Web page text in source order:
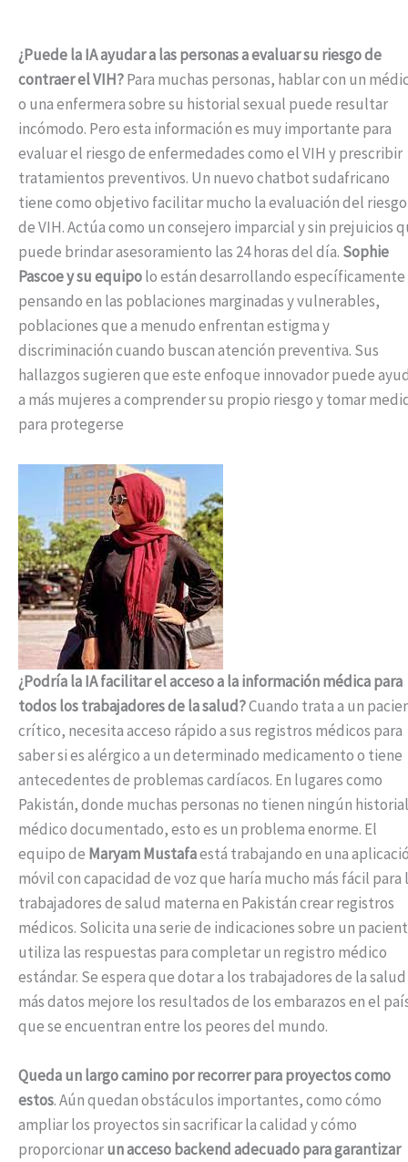
¿Puede la IA ayudar a las personas a evaluar su riesgo de
contraer el VIH?Para muchas personas, hablar con un
o una enfermera sobre su historial sexual puede resultar
incómodo. Pero esta información es muy importante para
evaluar el riesgo de enfermedades como el VIH y prescribir
tratamientos preventivos. Un nuevo chatbot sudafricano
tiene como objetivo facilitar mucho la evaluación del riesgo
de VIH. Actúa como un consejero imparcial y sin prejuicios
puede brindar asesoramiento las 24 horas del día. Sophie
Pascoe y su equipolo están desarrollando específicamente
pensando en las poblaciones marginadas y vulnerables,
poblaciones que a menudo enfrentan estigma y
discriminación cuando buscan atención preventiva. Sus
hallazgos sugieren que este enfoque innovador puede
a más mujeres a comprender su propio riesgo y tomar
para protegerse
¿Podría la IA facilitar el acceso a la información médica para
todos los trabajadores de la salud?Cuando trata a un
crítico, necesita acceso rápido a sus registros médicos para
saber si es alérgico a un determinado medicamento o tiene
antecedentes de problemas cardíacos. En lugares como
Pakistán, donde muchas personas no tienen ningún historial
médico documentado, esto es un problema enorme. El
equipo de Maryam Mustafaestá trabajando en una
móvil con capacidad de voz que haría mucho más fácil para
trabajadores de salud materna en Pakistán crear registros
médicos. Solicita una serie de indicaciones sobre un
utiliza las respuestas para completar un registro médico
estándar. Se espera que dotar a los trabajadores de la
más datos mejore los resultados de los embarazos en el
que se encuentran entre los peores del mundo.
Queda un largo camino por recorrer para proyectos como
estos. Aún quedan obstáculos importantes, como cómo
ampliar los proyectos sin sacrificar la calidad y cómo
proporcionarun acceso backend adecuado para garantizar